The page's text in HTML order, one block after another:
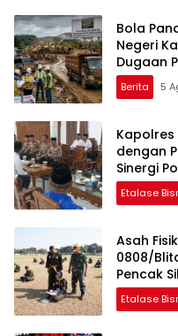
Bola
Negeri
Dugaan
Proyek
SENTOSA
Berita 5
Kapolres
dengan
Sinergi
Etalase
Asah
0808/
Pencak
Etalase